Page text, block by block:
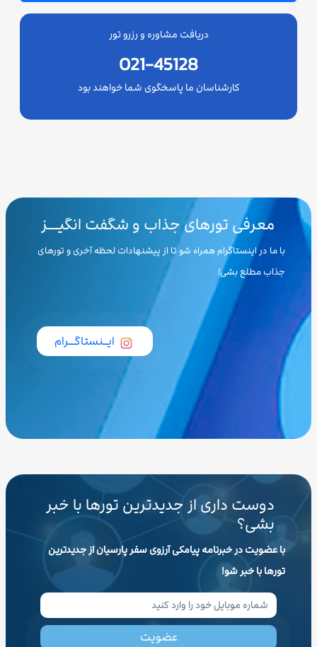
دریافت مشاوره و رزرو تور
021-45128
کارشناسان ما پاسخگوی شما خواهند بود
معرفی تورهای جذاب و شگفت انگیـــز
با ما در اینستاگرام همراه شو تا از پیشنهادات لحظه آخری و تورهای
جذاب مطلع بشی!
ایــنستاگـــرام
دوست داری از جدیدترین تورها با خبر
بشی؟
با عضویت در خبرنامه پیامکی آرزوی سفر پارسیان از جدیدترین
تورها با خبر شو!
عضویت